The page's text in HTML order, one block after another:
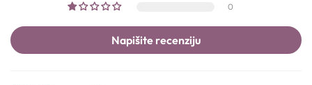
0
Napišite recenziju